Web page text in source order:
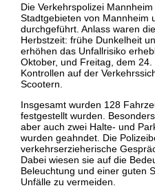
Die Verkehrspolizei
Stadtgebieten von Mannheim
durchgeführt. Anlass waren
Herbstzeit: frühe Dunkelheit
erhöhen das Unfallrisiko
Oktober, und Freitag, dem
Kontrollen auf der
Scootern.
Insgesamt wurden 128
festgestellt wurden.
aber auch zwei Halte- und
wurden geahndet. Die
verkehrserzieherische
Dabei wiesen sie auf die
Beleuchtung und einer guten
Unfälle zu vermeiden.